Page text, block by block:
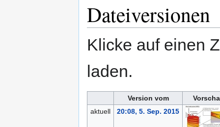
Dateiversionen
Klicke auf einen
laden.
Version vom
aktuell
20:08, 5. Sep. 2015